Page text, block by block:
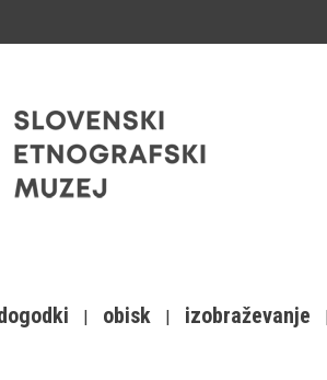
obisk izobraževanje